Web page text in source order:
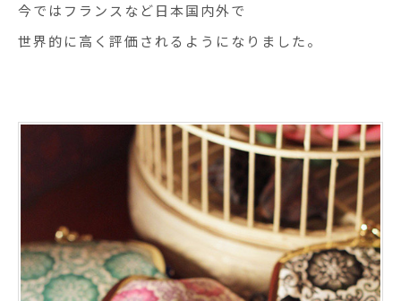
今ではフランスなど日本国内外で
世界的に高く評価されるようになりました。